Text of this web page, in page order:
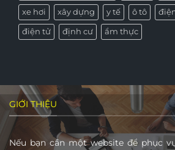
xe hơi xây dựng y tế ô tô
điện tử định cư ẩm thực
GIỚI THIỆU
Nếu bạn cần một website để phục